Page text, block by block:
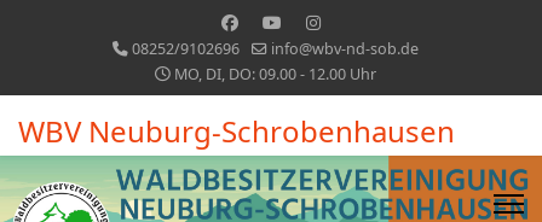
08252/9102696
info@wbv-nd-sob.de
MO, DI, DO: 09.00 - 12.00 Uhr
WBV Neuburg-Schrobenhausen